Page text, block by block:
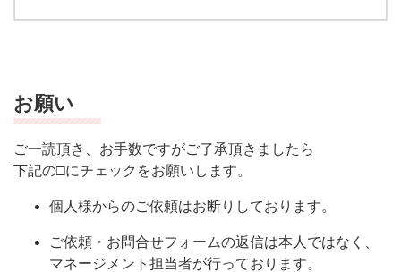
お願い
ご一読頂き、お手数ですがご了承頂きましたら
下記の□にチェックをお願いします。
個人様からのご依頼はお断りしております。
ご依頼・お問合せフォームの返信は本人ではなく、
マネージメント担当者が行っております。